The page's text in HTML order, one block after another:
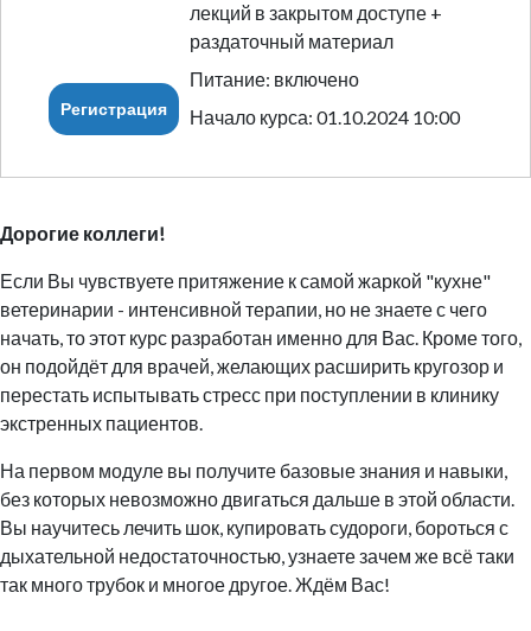
лекций в закрытом доступе +
раздаточный материал
Питание: включено
Регистрация Начало курса: 01.10.2024 10:00
Дорогие коллеги!
Если Вы чувствуете притяжение к самой жаркой "кухне"
ветеринарии - интенсивной терапии, но не знаете с чего
начать, то этот курс разработан именно для Вас. Кроме того,
он подойдёт для врачей, желающих расширить кругозор и
перестать испытывать стресс при поступлении в клинику
экстренных пациентов.
На первом модуле вы получите базовые знания и навыки,
без которых невозможно двигаться дальше в этой области.
Вы научитесь лечить шок, купировать судороги, бороться с
дыхательной недостаточностью, узнаете зачем же всё таки
так много трубок и многое другое. Ждём Вас!